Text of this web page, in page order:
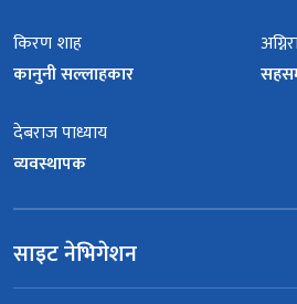
किरण शाह
कानुनी सल्लाहकार
देबराज पाध्याय
व्यवस्थापक
साइट नेभिगेशन